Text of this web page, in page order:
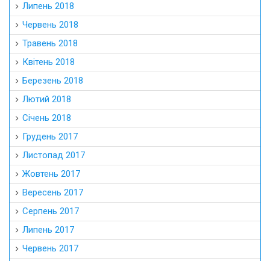
Липень 2018
Червень 2018
Травень 2018
Квітень 2018
Березень 2018
Лютий 2018
Січень 2018
Грудень 2017
Листопад 2017
Жовтень 2017
Вересень 2017
Серпень 2017
Липень 2017
Червень 2017